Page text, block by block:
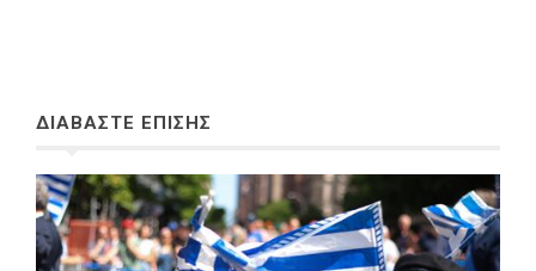
ΔΙΑΒΑΣΤΕ ΕΠΙΣΗΣ